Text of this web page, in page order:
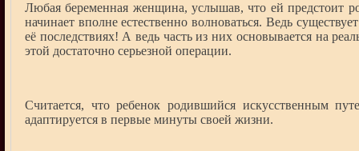
Любая беременная женщина, услышав, что ей предстоит
начинает вполне естественно волноваться. Ведь
её последствиях! А ведь часть из них основывается на
этой достаточно серьезной операции.
Считается, что ребенок родившийся искусственным
адаптируется в первые минуты своей жизни.